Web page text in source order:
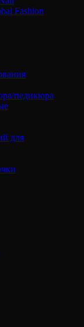
Fashion
педикюра
для